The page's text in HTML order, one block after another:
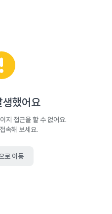
생했어요
지 접근을 할 수 없어요.
속해 보세요.
로 이동